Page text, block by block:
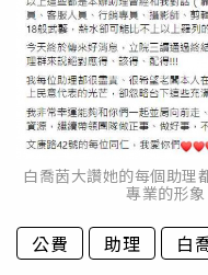
白喬茵大讚她的每個助理
專業的形象
公費 助理 白